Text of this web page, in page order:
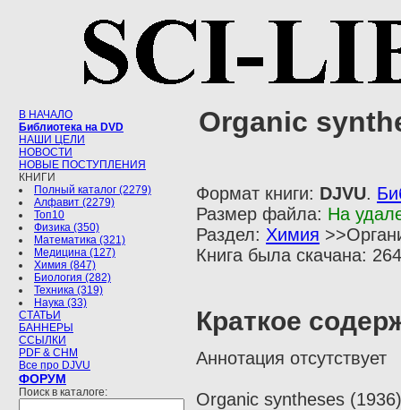
В НАЧАЛО
Библиотека на DVD
НАШИ ЦЕЛИ
НОВОСТИ
НОВЫЕ ПОСТУПЛЕНИЯ
КНИГИ
Полный каталог (2279)
Алфавит (2279)
Топ10
Физика (350)
Математика (321)
Медицина (127)
Химия (847)
Биология (282)
Техника (319)
Наука (33)
СТАТЬИ
БАННЕРЫ
ССЫЛКИ
PDF & CHM
Все про DJVU
ФОРУМ
Поиск в каталоге:
Organic
Формат книги: DJVU.
Размер файла: На
Раздел: Химия
Книга была скачана:
Краткое
Аннотация отсутствует
Organic syntheses